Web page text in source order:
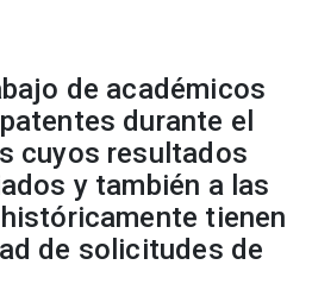
de académicos
durante el
cuyos resultados
y también a las
tienen
de solicitudes de